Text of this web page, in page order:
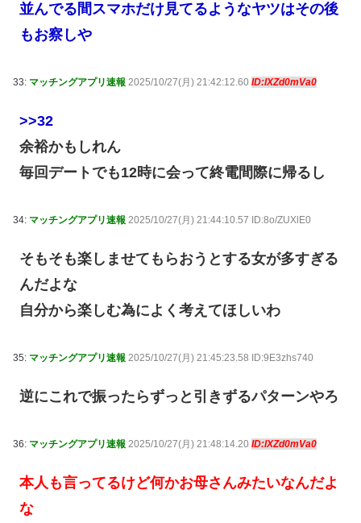
並んでる間スマホだけ見てるようなヤツはその後
もお察しや
33: マッチングアプリ速報 2025/10/27(月) 21:42:12.60 ID:lXZd0mVa0
>>32
余裕かもしれん
毎回デートでも12時に会って終電間際に帰るし
34: マッチングアプリ速報 2025/10/27(月) 21:44:10.57 ID:8o/ZUXlE0
そもそも楽しませてもらおうとする女が多すぎる
んだよな
自分から楽しむ為によく考えてほしいわ
35: マッチングアプリ速報 2025/10/27(月) 21:45:23.58 ID:9E3zhs740
逆にこれで振ったらずっと引きずるパターンやろ
36: マッチングアプリ速報 2025/10/27(月) 21:48:14.20 ID:lXZd0mVa0
本人も言ってるけど何かお母さんみたいなんだよ
な